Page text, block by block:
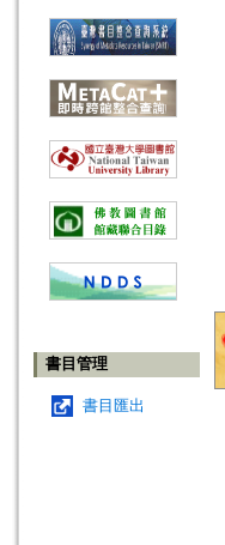
書目管理
書目匯出